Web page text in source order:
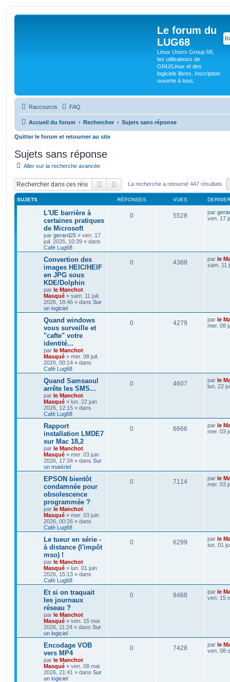
Le forum du
LUG68
Linux Users Group 68,
les utilisateurs de
GNU/Linux et des
logiciels libres. Inscription
ouverte à tous.
Raccourcis FAQ
Accueil du forum Rechercher Sujets sans réponse
Quitter le forum et retourner au site
Sujets sans réponse
Aller sur la recherche avancée
RechercherRecherche avancée
La recherche a retourné 447 résultats
SUJETS RÉPONSES VUES
L'UE barrière à
certaines pratiques
de Microsoft
par gerard25 » ven. 17
juil. 2026, 10:39 » dans
Café Lug68
0 5528 par
ven. 17
Convertion des
images HEIC/HEIF
en JPG sous
KDE/Dolphin
par le Manchot
Masqué » sam. 11 juil.
2026, 18:46 » dans Sur
un logiciel
0 4388 par le
sam. 11
Quand windows
vous surveille et
"cafte" votre
identité...
par le Manchot
Masqué » mer. 08 juil.
2026, 00:14 » dans
Café Lug68
0 4279 par le
mer. 08
Quand Samsaoul
arrête les SMS...
par le Manchot
Masqué » lun. 22 juin
2026, 12:15 » dans
Café Lug68
0 4607 par le
lun. 22
Rapport
installation LMDE7
sur Mac 18,2
par le Manchot
Masqué » mer. 03 juin
2026, 17:34 » dans Sur
un matériel
0 6666 par le
mer. 03
EPSON bientôt
condamnée pour
obsolescence
programmée ?
par le Manchot
Masqué » mer. 03 juin
2026, 00:26 » dans
Café Lug68
0 7114 par le
mer. 03
Le tueur en série -
à distance (l'impôt
mso) !
par le Manchot
Masqué » lun. 01 juin
2026, 15:13 » dans
Café Lug68
0 6299 par le
lun. 01
Et si on traquait
les journaux
réseau ?
par le Manchot
Masqué » ven. 15 mai
2026, 11:24 » dans Sur
un logiciel
0 8468 par le
ven. 15
Encodage VOB
vers MP4
par le Manchot
Masqué » ven. 08 mai
2026, 21:41 » dans Sur
un logiciel
0 7428 par le
ven. 08